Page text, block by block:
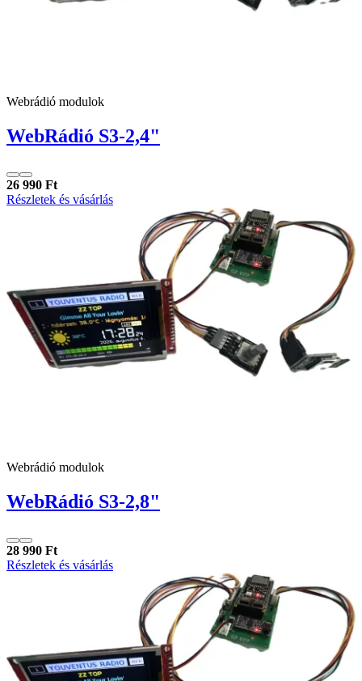
Webrádió modulok
WebRádió S3-2,4"
26 990 Ft
Részletek és vásárlás
Webrádió modulok
WebRádió S3-2,8"
28 990 Ft
Részletek és vásárlás